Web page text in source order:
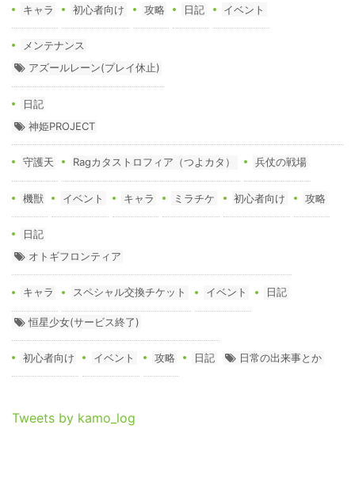
キャラ 初心者向け 攻略 日記 イベント
メンテナンス
アズールレーン(プレイ休止)
日記
神姫PROJECT
守護天 Ragカタストロフィア（つよカタ） 兵仗の戦場
機獣 イベント キャラ ミラチケ 初心者向け 攻略
日記
オトギフロンティア
キャラ スペシャル交換チケット イベント 日記
恒星少女(サービス終了)
初心者向け イベント 攻略 日記 日常の出来事とか
Tweets by kamo_log